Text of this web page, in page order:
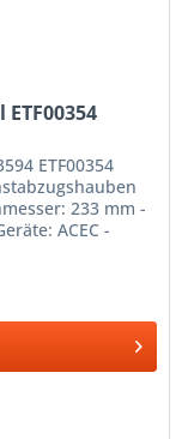
ETF00354
233 mm -
ACEC -